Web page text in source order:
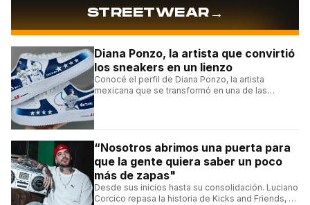
STREETWEAR→
Diana Ponzo, la artista que convirtió
los sneakers en un lienzo
Conocé el perfil de Diana Ponzo, la artista
mexicana que se transformó en una de las
“Nosotros abrimos una puerta para
que la gente quiera saber un poco
más de zapas"
Desde sus inicios hasta su consolidación. Luciano
Corcico repasa la historia de Kicks and Friends, el